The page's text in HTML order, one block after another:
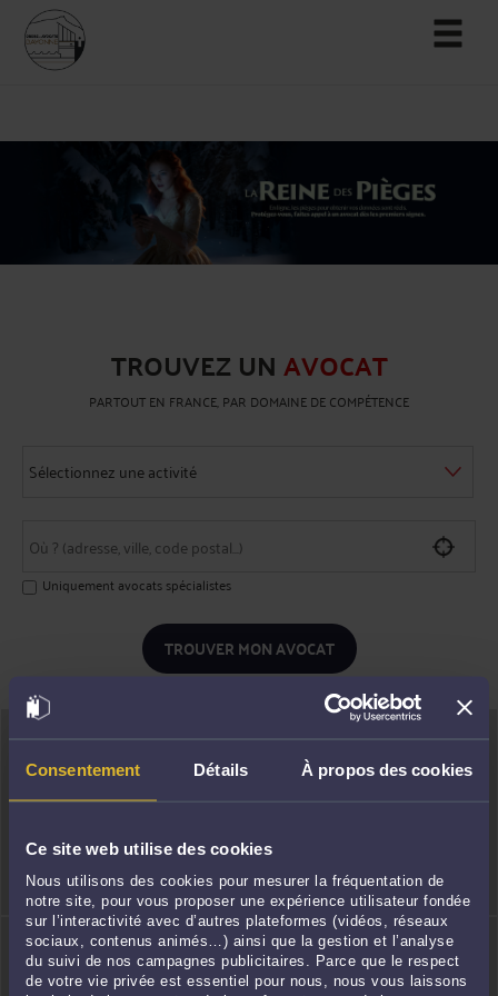
Consentement Détails À propos des cookies
Ce site web utilise des cookies
Nous utilisons des cookies pour mesurer la fréquentation de
notre site, pour vous proposer une expérience utilisateur fondée
sur l’interactivité avec d’autres plateformes (vidéos, réseaux
sociaux, contenus animés…) ainsi que la gestion et l’analyse
du suivi de nos campagnes publicitaires. Parce que le respect
de votre vie privée est essentiel pour nous, nous vous laissons
TROUVEZ UNAVOCAT
PARTOUT EN FRANCE, PAR DOMAINE DE COMPÉTENCE
Uniquement avocats spécialistes
TROUVER MON AVOCAT
Prendre rendez-
vous